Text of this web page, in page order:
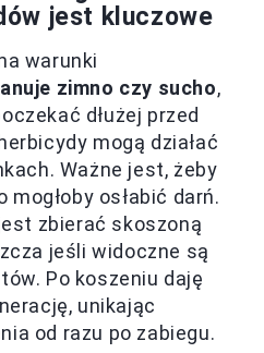
jest kluczowe
warunki
zimno czy sucho,
dłużej przed
mogą działać
Ważne jest, żeby
osłabić darń.
zbierać skoszoną
jeśli widoczne są
Po koszeniu daję
unikając
od razu po zabiegu.